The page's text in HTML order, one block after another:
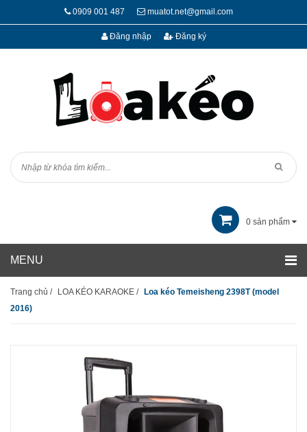
0909 001 487 muatot.net@gmail.com
Đăng nhập Đăng ký
0 sản phẩm
Trang chủ / LOA KÉO KARAOKE /
Loa kéo Temeisheng 2398T (model
2016)